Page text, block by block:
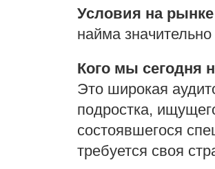
Условия на
найма значительно
Кого мы сегодня
Это широкая
подростка,
состоявшегося
требуется своя